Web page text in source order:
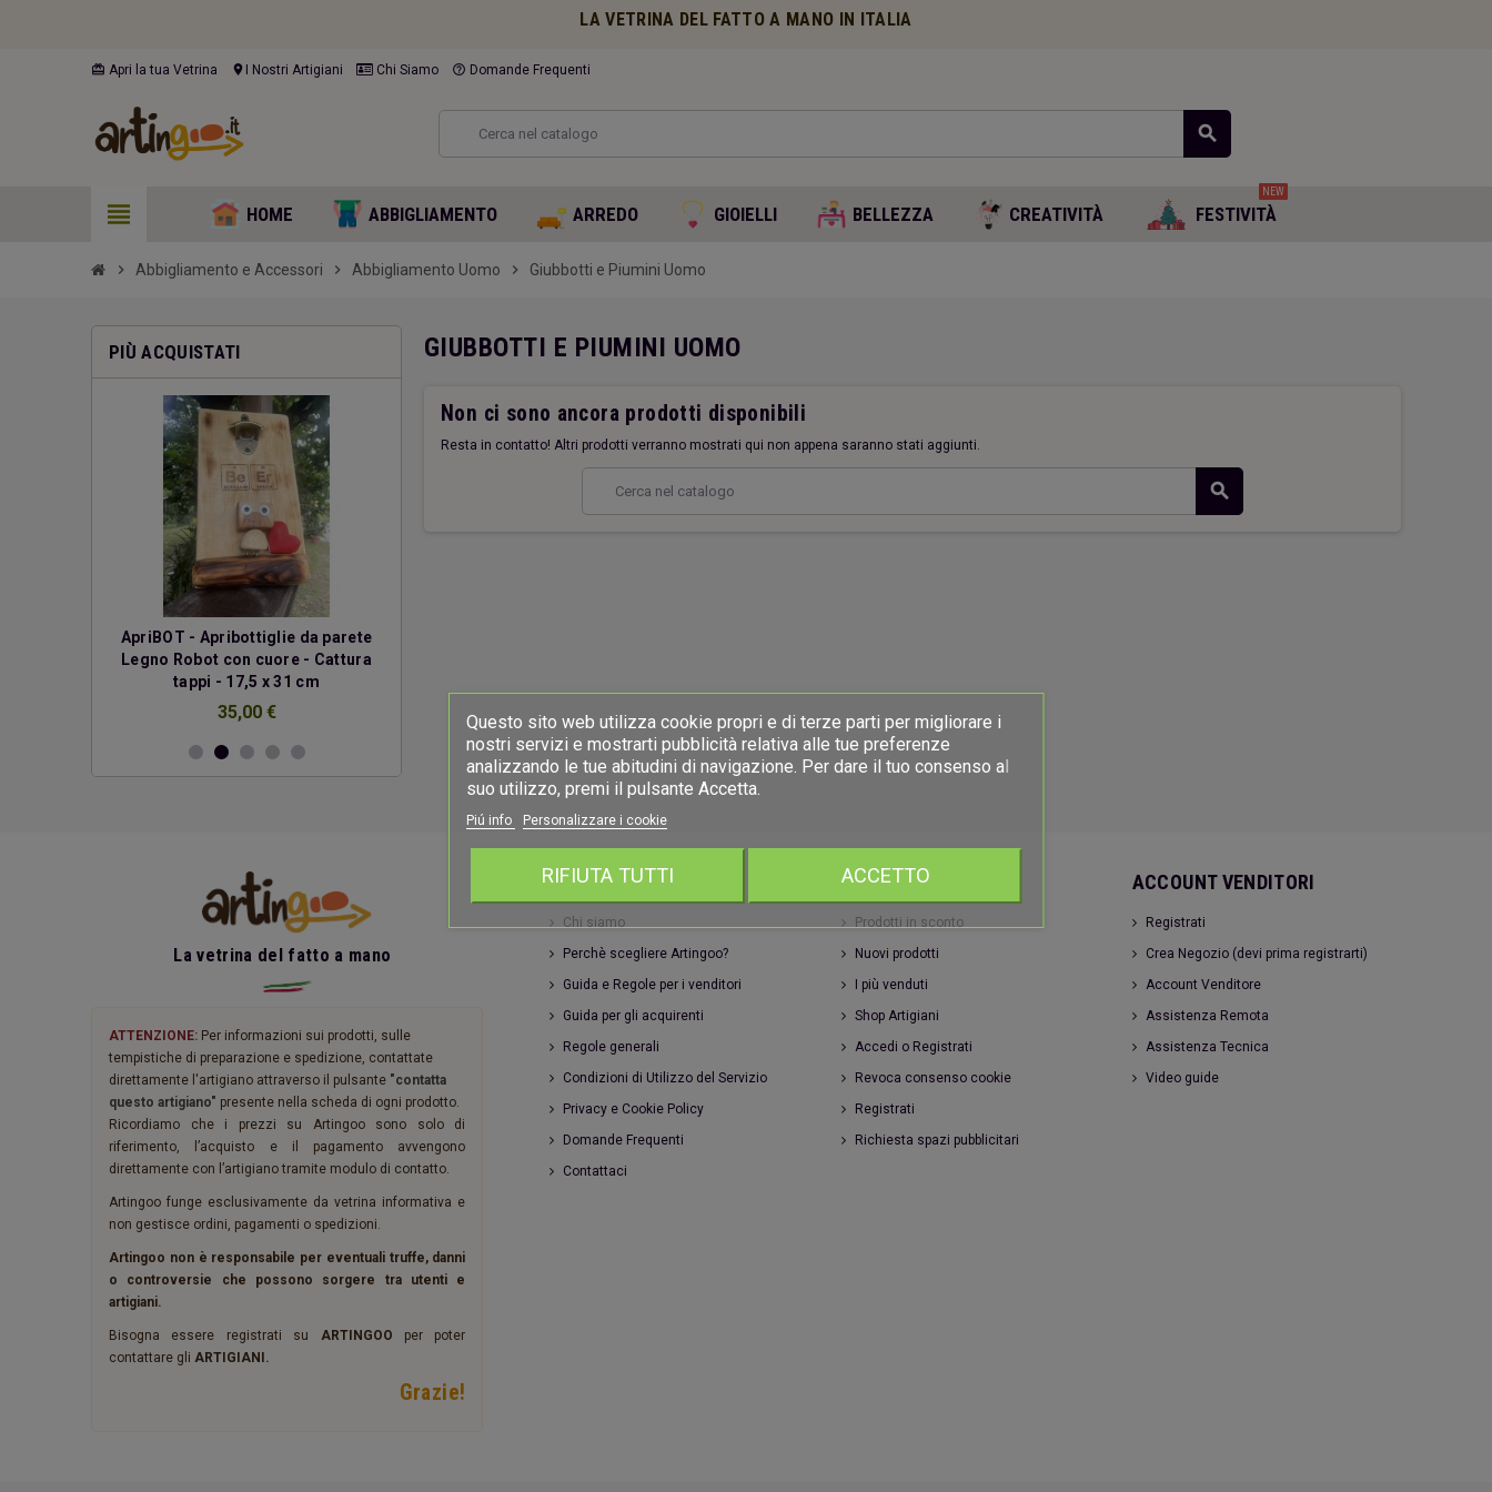
LA VETRINA DEL FATTO A MANO IN ITALIA
card_giftcard Apri la tua Vetrina location_on I Nostri Artigiani Chi Siamo help_outline Domande Frequenti
search
view_headline HOME ABBIGLIAMENTO ARREDO GIOIELLI BELLEZZA CREATIVITÀ FESTIVITÀ
NEW
chevron_right Abbigliamento e Accessori chevron_right Abbigliamento Uomo chevron_right Giubbotti e Piumini Uomo
PIÙ ACQUISTATI
ApriBOT - Apribottiglie da parete
Legno Robot con cuore - Cattura
tappi - 17,5 x 31 cm
35,00 €
GIUBBOTTI E PIUMINI UOMO
Non ci sono ancora prodotti disponibili
Resta in contatto! Altri prodotti verranno mostrati qui non appena saranno stati aggiunti.
search
La vetrina del fatto a mano
ATTENZIONE: Per informazioni sui prodotti, sulle
tempistiche di preparazione e spedizione, contattate
direttamente l'artigiano attraverso il pulsante "contatta
questo artigiano" presente nella scheda di ogni prodotto.
Ricordiamo che i prezzi su Artingoo sono solo di
riferimento, l’acquisto e il pagamento avvengono
direttamente con l’artigiano tramite modulo di contatto.
Artingoo funge esclusivamente da vetrina informativa e
non gestisce ordini, pagamenti o spedizioni.
Artingoo non è responsabile per eventuali truffe, danni
o controversie che possono sorgere tra utenti e
artigiani.
Bisogna essere registrati su ARTINGOO per poter
contattare gli ARTIGIANI.
Grazie!
INFORMAZIONI
Chi siamo
Perchè scegliere Artingoo?
Guida e Regole per i venditori
Guida per gli acquirenti
Regole generali
Condizioni di Utilizzo del Servizio
Privacy e Cookie Policy
Domande Frequenti
Contattaci
ARTINGOO
Prodotti in sconto
Nuovi prodotti
I più venduti
Shop Artigiani
Accedi o Registrati
Revoca consenso cookie
Registrati
Richiesta spazi pubblicitari
ACCOUNT VENDITORI
Registrati
Crea Negozio (devi prima registrarti)
Account Venditore
Assistenza Remota
Assistenza Tecnica
Video guide
Questo sito web utilizza cookie propri e di terze parti per migliorare i
nostri servizi e mostrarti pubblicità relativa alle tue preferenze
analizzando le tue abitudini di navigazione. Per dare il tuo consenso al
suo utilizzo, premi il pulsante Accetta.
Piú info Personalizzare i cookie
RIFIUTA TUTTI ACCETTO